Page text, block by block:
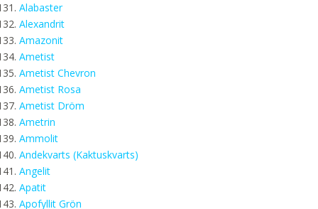
Alabaster
Alexandrit
Amazonit
Ametist
Ametist Chevron
Ametist Rosa
Ametist Dröm
Ametrin
Ammolit
Andekvarts (Kaktuskvarts)
Angelit
Apatit
Apofyllit Grön